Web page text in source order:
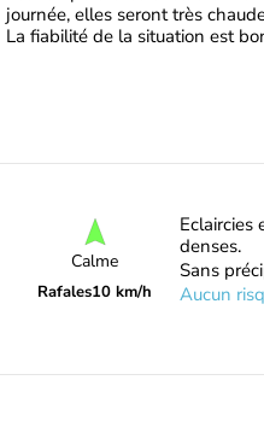
journée, elles seront très
La fiabilité de la situation est
Calme
Rafales10 km/h
Eclaircies
denses.
Sans
Aucun